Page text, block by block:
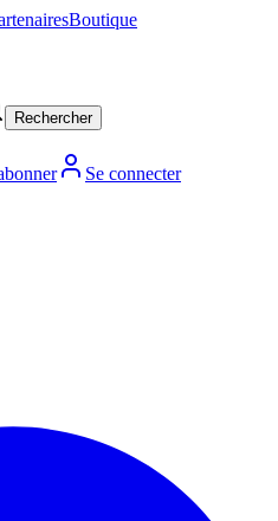
Boutique
Rechercher
Se connecter